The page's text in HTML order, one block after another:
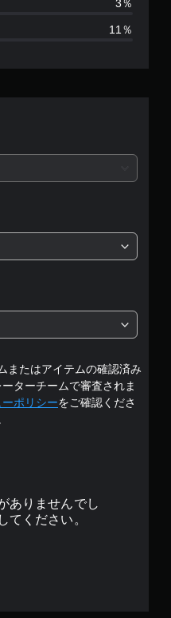
6
5
段
中
の
4
.
3％
11％
またはアイテムの確認済み
ターチームで審査されま
ポリシーをご確認くださ
ありませんでし
てください。